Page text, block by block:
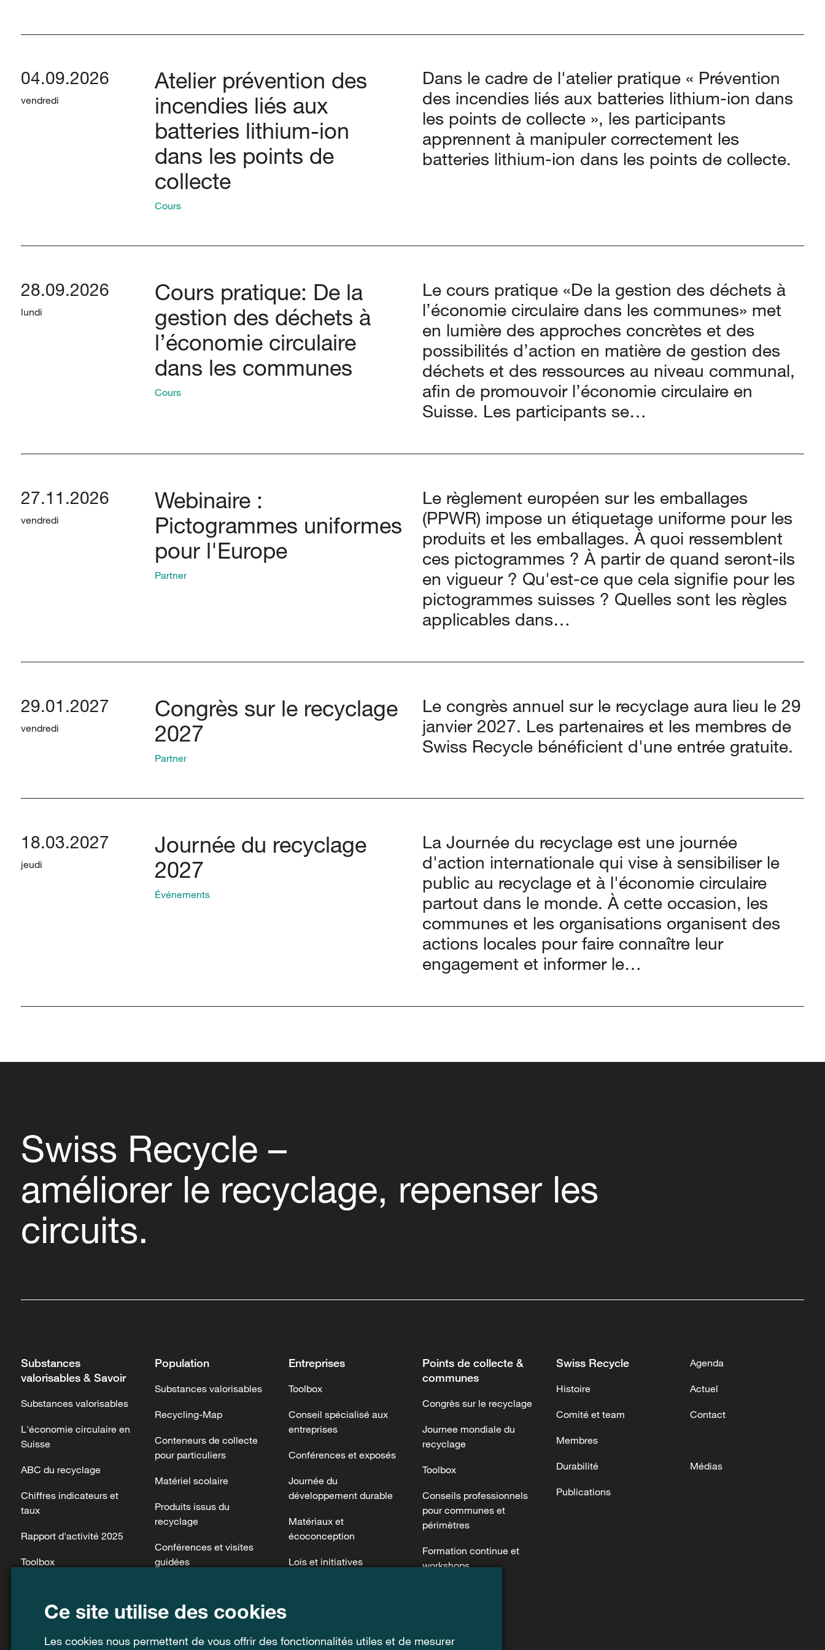
04.09.2026
vendredi
Atelier prévention des
incendies liés aux
batteries lithium-ion
dans les points de
collecte
Cours
Dans le cadre de l'atelier pratique « Prévention
des incendies liés aux batteries lithium-ion dans
les points de collecte », les participants
apprennent à manipuler correctement les
batteries lithium-ion dans les points de collecte.
28.09.2026
lundi
Cours pratique: De la
gestion des déchets à
l’économie circulaire
dans les communes
Cours
Le cours pratique «De la gestion des déchets à
l’économie circulaire dans les communes» met
en lumière des approches concrètes et des
possibilités d’action en matière de gestion des
déchets et des ressources au niveau communal,
afin de promouvoir l’économie circulaire en
Suisse. Les participants se…
27.11.2026
vendredi
Webinaire :
Pictogrammes uniformes
pour l'Europe
Partner
Le règlement européen sur les emballages
(PPWR) impose un étiquetage uniforme pour les
produits et les emballages. À quoi ressemblent
ces pictogrammes ? À partir de quand seront-ils
en vigueur ? Qu'est-ce que cela signifie pour les
pictogrammes suisses ? Quelles sont les règles
applicables dans…
29.01.2027
vendredi
Congrès sur le recyclage
2027
Partner
Le congrès annuel sur le recyclage aura lieu le 29
janvier 2027. Les partenaires et les membres de
Swiss Recycle bénéficient d'une entrée gratuite.
18.03.2027
jeudi
Journée du recyclage
2027
Événements
La Journée du recyclage est une journée
d'action internationale qui vise à sensibiliser le
public au recyclage et à l'économie circulaire
partout dans le monde. À cette occasion, les
communes et les organisations organisent des
actions locales pour faire connaître leur
engagement et informer le…
Swiss Recycle –
améliorer le recyclage, repenser les
circuits.
Substances
valorisables & Savoir
Substances valorisables
L'économie circulaire en
Suisse
ABC du recyclage
Chiffres indicateurs et
taux
Rapport d'activité 2025
Toolbox
Normes juridiques
Population
Substances valorisables
Recycling-Map
Conteneurs de collecte
pour particuliers
Matériel scolaire
Produits issus du
recyclage
Conférences et visites
guidées
Entreprises
Toolbox
Conseil spécialisé aux
entreprises
Conférences et exposés
Journée du
développement durable
Matériaux et
écoconception
Lois et initiatives
associations
Points de collecte &
communes
Congrès sur le recyclage
Journee mondiale du
recyclage
Toolbox
Conseils professionnels
pour communes et
périmètres
Formation continue et
workshops
Signalétique
Swiss Recycle
Histoire
Comité et team
Membres
Durabilité
Publications
Agenda
Actuel
Contact
Médias
Ce site utilise des cookies
Les cookies nous permettent de vous offrir des fonctionnalités utiles et de mesurer